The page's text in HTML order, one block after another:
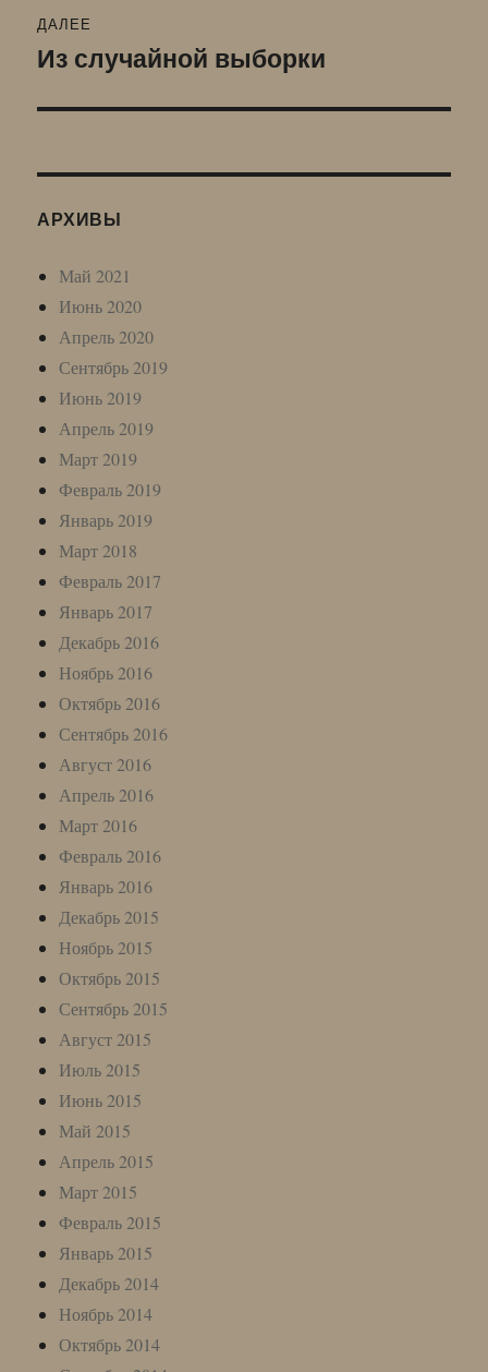
ДАЛЕЕ
Следующая
Из случайной выборки
АРХИВЫ
Май 2021
Июнь 2020
Апрель 2020
Сентябрь 2019
Июнь 2019
Апрель 2019
Март 2019
Февраль 2019
Январь 2019
Март 2018
Февраль 2017
Январь 2017
Декабрь 2016
Ноябрь 2016
Октябрь 2016
Сентябрь 2016
Август 2016
Апрель 2016
Март 2016
Февраль 2016
Январь 2016
Декабрь 2015
Ноябрь 2015
Октябрь 2015
Сентябрь 2015
Август 2015
Июль 2015
Июнь 2015
Май 2015
Апрель 2015
Март 2015
Февраль 2015
Январь 2015
Декабрь 2014
Ноябрь 2014
Октябрь 2014